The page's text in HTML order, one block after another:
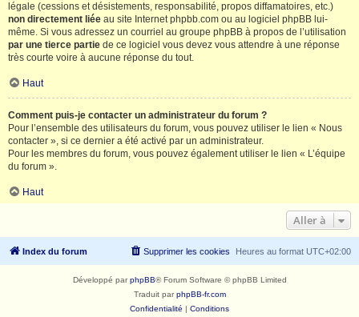
légale (cessions et désistements, responsabilité, propos diffamatoires, etc.)
non directement liée au site Internet phpbb.com ou au logiciel phpBB lui-
même. Si vous adressez un courriel au groupe phpBB à propos de l’utilisation
par une tierce partie de ce logiciel vous devez vous attendre à une réponse
très courte voire à aucune réponse du tout.
Haut
Comment puis-je contacter un administrateur du forum ?
Pour l’ensemble des utilisateurs du forum, vous pouvez utiliser le lien « Nous
contacter », si ce dernier a été activé par un administrateur.
Pour les membres du forum, vous pouvez également utiliser le lien « L’équipe
du forum ».
Haut
Aller à
Index du forum Heures au format UTC+02:00
Supprimer les cookies
Développé parphpBB® Forum Software © phpBB Limited
Traduit parphpBB-fr.com
Confidentialité | Conditions